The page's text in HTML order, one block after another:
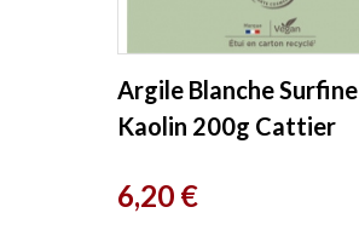
Argile Blanche Surfine
Kaolin 200g Cattier
Prix
6,20 €